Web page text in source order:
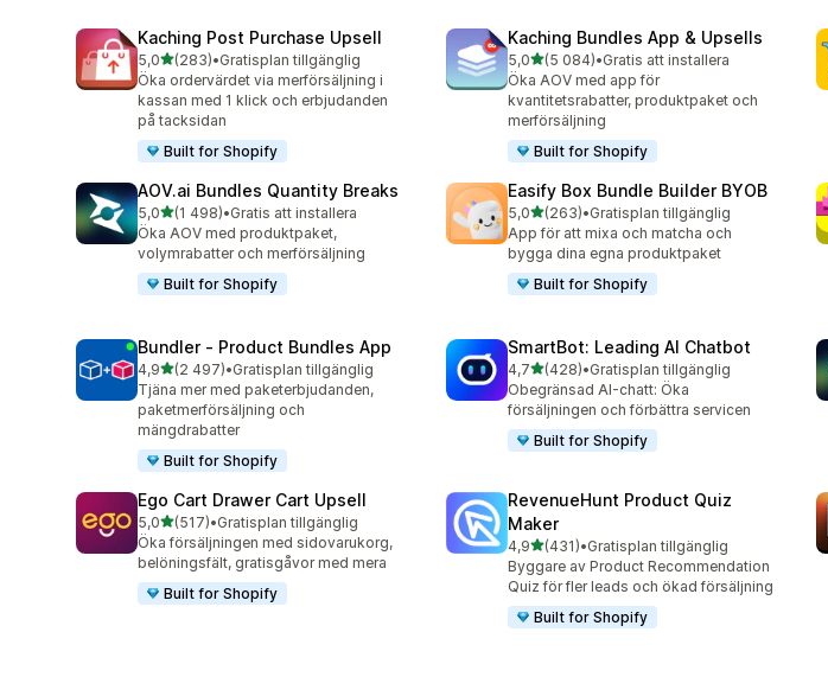
Kaching Post Purchase Upsell
5,0av 5 stjärnor
(283)
283 recensioner totalt
•Gratisplan tillgänglig
Öka ordervärdet via merförsäljning i
kassan med 1 klick och erbjudanden
på tacksidan
Built for Shopify
Kaching Bundles App & Upsells
5,0av 5 stjärnor
(5 084)
5084 recensioner totalt
•Gratis att installera
Öka AOV med app för
kvantitetsrabatter, produktpaket och
merförsäljning
Built for Shopify
AOV.ai Bundles Quantity Breaks
5,0av 5 stjärnor
(1 498)
1498 recensioner totalt
•Gratis att installera
Öka AOV med produktpaket,
volymrabatter och merförsäljning
Built for Shopify
Easify Box Bundle Builder BYOB
5,0av 5 stjärnor
(263)
263 recensioner totalt
•Gratisplan tillgänglig
App för att mixa och matcha och
bygga dina egna produktpaket
Built for Shopify
Bundler ‑ Product Bundles App
4,9av 5 stjärnor
(2 497)
2497 recensioner totalt
•Gratisplan tillgänglig
Tjäna mer med paketerbjudanden,
paketmerförsäljning och
mängdrabatter
Built for Shopify
SmartBot: Leading AI Chatbot
4,7av 5 stjärnor
(428)
428 recensioner totalt
•Gratisplan tillgänglig
Obegränsad AI-chatt: Öka
försäljningen och förbättra servicen
Built for Shopify
Ego Cart Drawer Cart Upsell
5,0av 5 stjärnor
(517)
517 recensioner totalt
•Gratisplan tillgänglig
Öka försäljningen med sidovarukorg,
belöningsfält, gratisgåvor med mera
Built for Shopify
RevenueHunt Product Quiz
Maker
4,9av 5 stjärnor
(431)
431 recensioner totalt
•Gratisplan tillgänglig
Byggare av Product Recommendation
Quiz för fler leads och ökad försäljning
Built for Shopify